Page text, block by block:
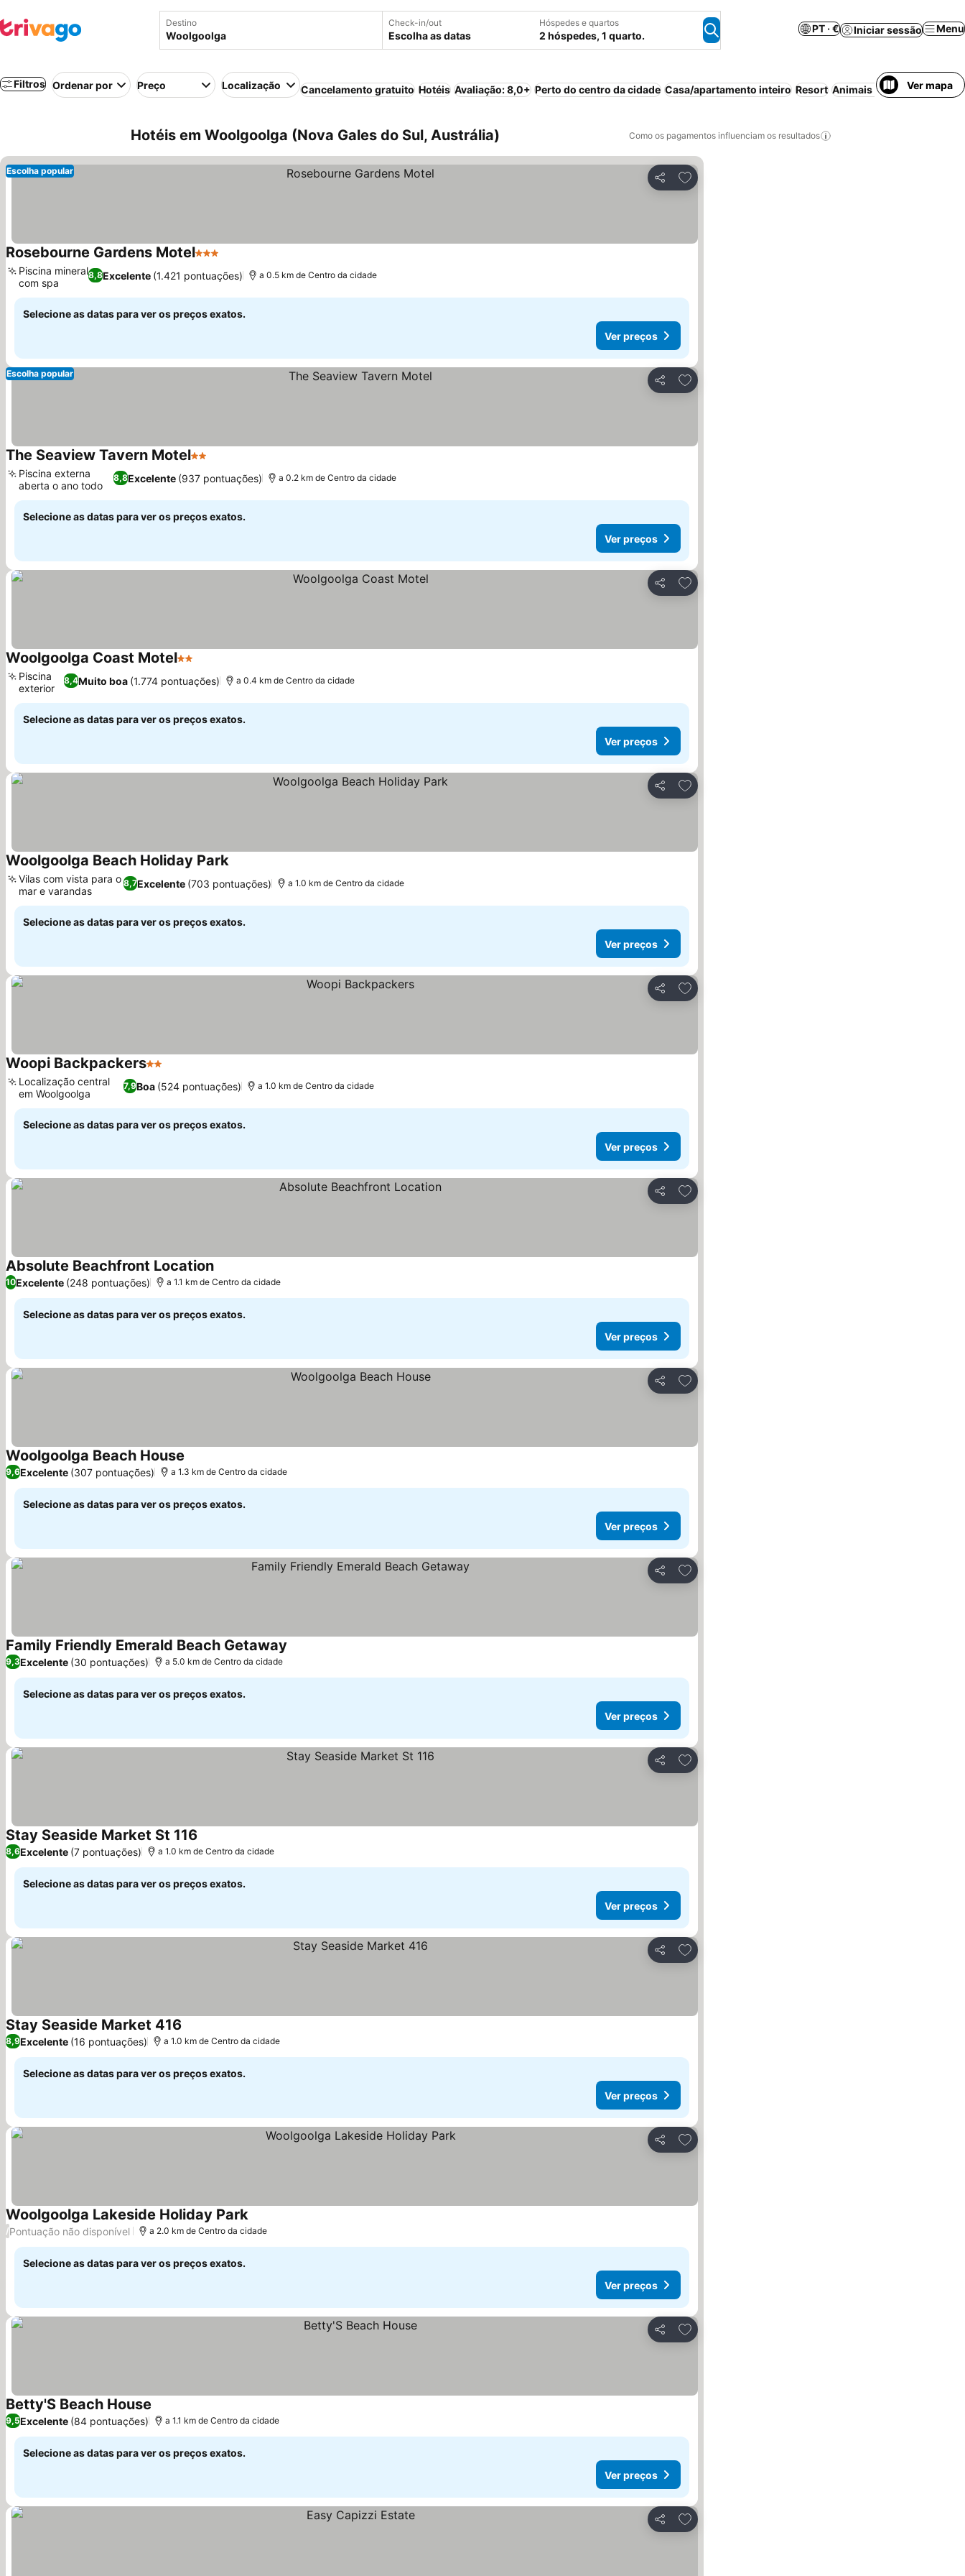
Destino Check-in/out
Escolha as datas
Hóspedes e quartos
2 hóspedes, 1 quarto.
PT · € Iniciar sessão Menu
Filtros Ordenar por Preço Localização Cancelamento gratuito Hotéis Avaliação: 8,0+ Perto do centro da cidade Casa/apartamento inteiro Resort Animais permitidos Bed &
Ver mapa
Hotéis em Woolgoolga (Nova Gales do Sul, Austrália) Como os pagamentos influenciam os resultados
Partilhar
Adicionar aos favoritos
Escolha popular
Rosebourne Gardens Motel3 Estrelas
8,8Excelente (1.421 pontuações)
Piscina mineral
com spa
a 0.5 km de Centro da cidade
Selecione as datas para ver os preços exatos.
Ver preços
Partilhar
Adicionar aos favoritos
Escolha popular
The Seaview Tavern Motel2 Estrelas
8,8Excelente (937 pontuações)
Piscina externa
aberta o ano todo
a 0.2 km de Centro da cidade
Selecione as datas para ver os preços exatos.
Ver preços
Partilhar
Adicionar aos favoritos
Woolgoolga Coast Motel2 Estrelas
8,4Muito boa (1.774 pontuações)
Piscina
exterior
a 0.4 km de Centro da cidade
Selecione as datas para ver os preços exatos.
Ver preços
Partilhar
Adicionar aos favoritos
Woolgoolga Beach Holiday Park
8,7Excelente (703 pontuações)
Vilas com vista para o
mar e varandas
a 1.0 km de Centro da cidade
Selecione as datas para ver os preços exatos.
Ver preços
Partilhar
Adicionar aos favoritos
Woopi Backpackers2 Estrelas
7,9Boa (524 pontuações)
Localização central
em Woolgoolga
a 1.0 km de Centro da cidade
Selecione as datas para ver os preços exatos.
Ver preços
Partilhar
Adicionar aos favoritos
Absolute Beachfront Location
10Excelente (248 pontuações) a 1.1 km de Centro da cidade
Selecione as datas para ver os preços exatos.
Ver preços
Partilhar
Adicionar aos favoritos
Woolgoolga Beach House
9,6Excelente (307 pontuações) a 1.3 km de Centro da cidade
Selecione as datas para ver os preços exatos.
Ver preços
Partilhar
Adicionar aos favoritos
Family Friendly Emerald Beach Getaway
9,3Excelente (30 pontuações) a 5.0 km de Centro da cidade
Selecione as datas para ver os preços exatos.
Ver preços
Partilhar
Adicionar aos favoritos
Stay Seaside Market St 116
8,6Excelente (7 pontuações) a 1.0 km de Centro da cidade
Selecione as datas para ver os preços exatos.
Ver preços
Partilhar
Adicionar aos favoritos
Stay Seaside Market 416
8,9Excelente (16 pontuações) a 1.0 km de Centro da cidade
Selecione as datas para ver os preços exatos.
Ver preços
Partilhar
Adicionar aos favoritos
Woolgoolga Lakeside Holiday Park
/Pontuação não disponível a 2.0 km de Centro da cidade
Selecione as datas para ver os preços exatos.
Ver preços
Partilhar
Adicionar aos favoritos
Betty'S Beach House
9,5Excelente (84 pontuações) a 1.1 km de Centro da cidade
Selecione as datas para ver os preços exatos.
Ver preços
Partilhar
Adicionar aos favoritos